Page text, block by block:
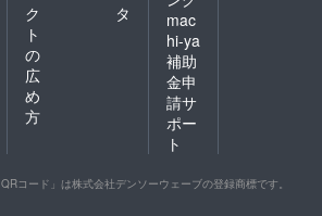
ク
ト
の
広
め
方
タ
mac
hi-ya
補助
金申
請サ
ポー
ト
QRコード」は株式会社デンソーウェーブの登録商標です。